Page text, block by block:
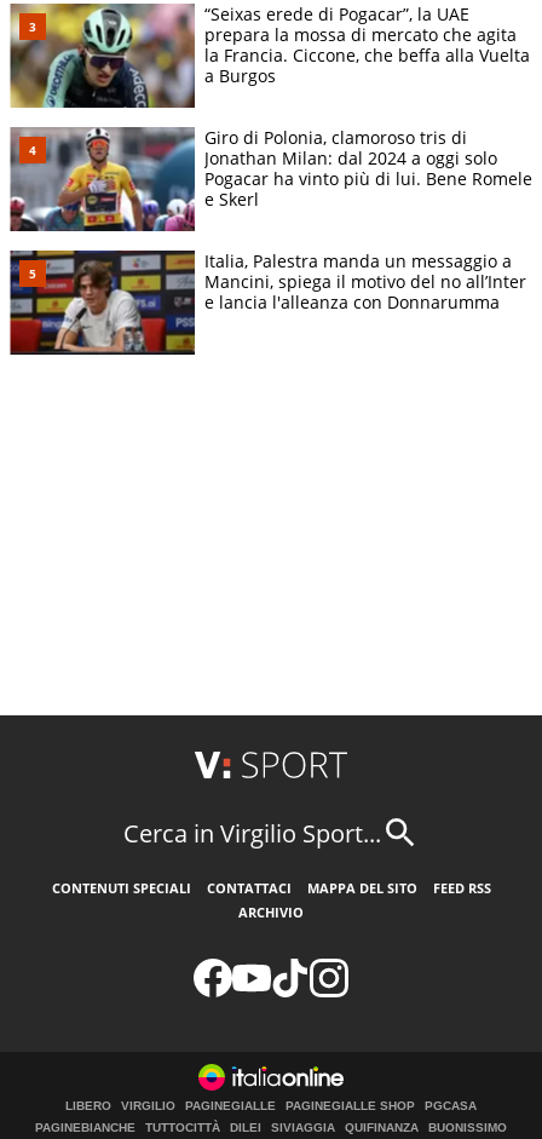
“Seixas erede di Pogacar”, la UAE
prepara la mossa di mercato che agita
la Francia. Ciccone, che beffa alla Vuelta
a Burgos
Giro di Polonia, clamoroso tris di
Jonathan Milan: dal 2024 a oggi solo
Pogacar ha vinto più di lui. Bene Romele
e Skerl
Italia, Palestra manda un messaggio a
Mancini, spiega il motivo del no all’Inter
e lancia l'alleanza con Donnarumma
Cerca in Virgilio Sport...
CONTENUTI SPECIALI CONTATTACI MAPPA DEL SITO
FEED RSS
ARCHIVIO
LIBERO VIRGILIO PAGINEGIALLE PAGINEGIALLE SHOP
PGCASA
PAGINEBIANCHE
TUTTOCITTÀ DILEI SIVIAGGIA QUIFINANZA BUONISSIMO